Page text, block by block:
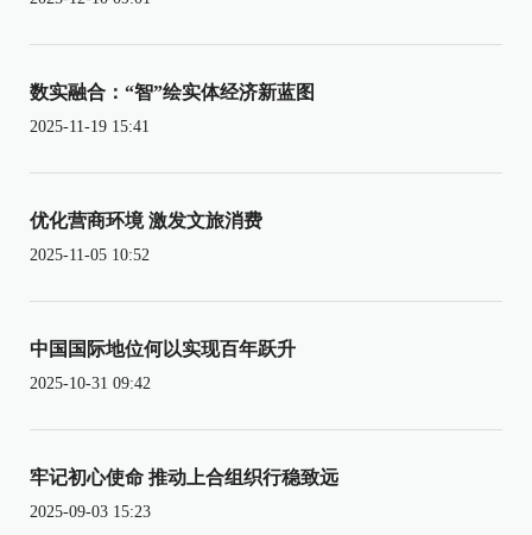
数实融合：“智”绘实体经济新蓝图
2025-11-19 15:41
优化营商环境 激发文旅消费
2025-11-05 10:52
中国国际地位何以实现百年跃升
2025-10-31 09:42
牢记初心使命 推动上合组织行稳致远
2025-09-03 15:23